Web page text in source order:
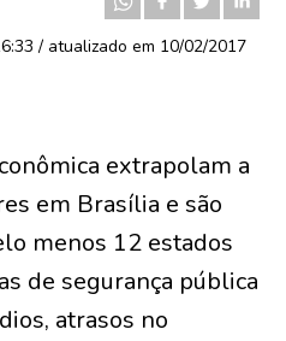
/ atualizado em 10/02/2017
extrapolam a
em Brasília e são
menos 12 estados
de segurança pública
atrasos no